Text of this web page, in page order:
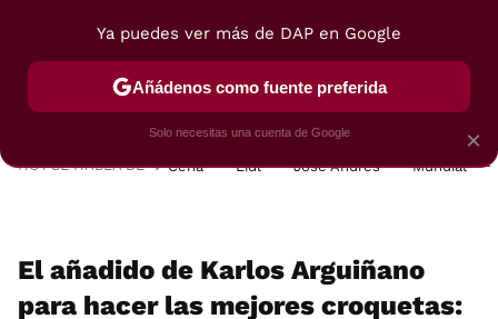
POSTRES VIAJES SELECCIÓN VEGUI
HOY SE HABLA DE Cena Lidl José Andrés Mundial
El añadido de Karlos Arguiñano
para hacer las mejores croquetas:
×
Ya puedes ver más de DAP en Google
Añádenos como fuente preferida
Solo necesitas una cuenta de Google